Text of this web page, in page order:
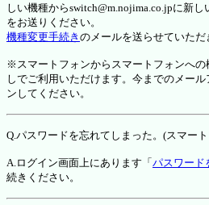
しい機種からswitch@m.nojima.co.jpに新
をお送りください。
機種変更手続き のメールを送らせていただ
※スマートフォンからスマートフォンへ
しでご利用いただけます。今までのメー
ンしてください。
Q.パスワードを忘れてしまった。(スマー
A.ログイン画面上にあります「 パスワード
続きください。